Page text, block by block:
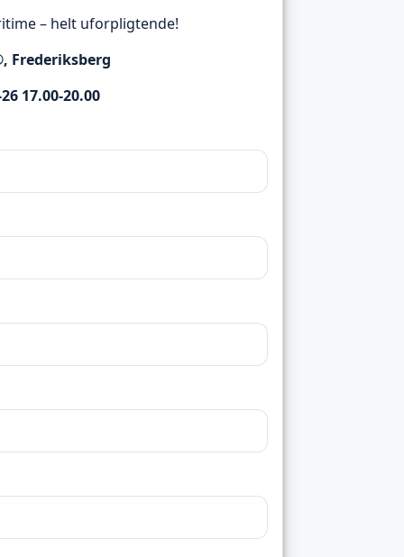
– helt uforpligtende!
Frederiksberg
17.00-20.00